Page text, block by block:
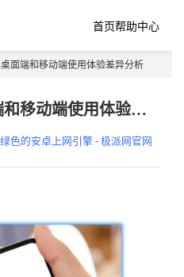
首页帮助中心
桌面端和移动端使用体验差异分析
Chrome浏览器桌面端和移动端使用体验差异分析
色的安卓上网引擎 - 极派网官网